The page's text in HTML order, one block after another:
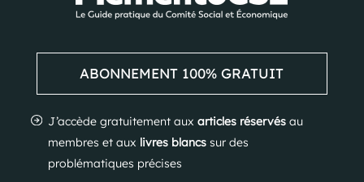
ABONNEMENT 100% GRATUIT
J’accède gratuitement aux articles réservésau
membres et aux livres blancssur des
problématiques précises